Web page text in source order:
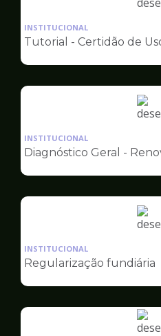
INSTITUCIONAL
Tutorial - Certidão de
INSTITUCIONAL
Diagnóstico Geral -
INSTITUCIONAL
Regularização fundiária